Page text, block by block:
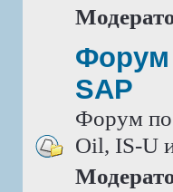
Форум
SAP
Форум по
Oil, IS-U